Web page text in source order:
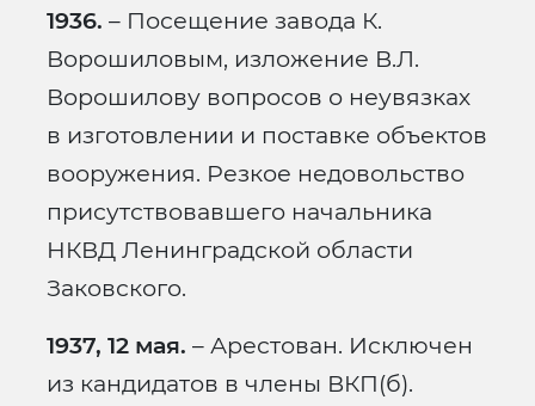
1936. – Посещение завода К.
Ворошиловым, изложение В.Л.
Ворошилову вопросов о неувязках
в изготовлении и поставке объектов
вооружения. Резкое недовольство
присутствовавшего начальника
НКВД Ленинградской области
Заковского.
1937, 12 мая. – Арестован. Исключен
из кандидатов в члены ВКП(б).